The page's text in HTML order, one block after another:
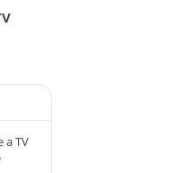
a TV